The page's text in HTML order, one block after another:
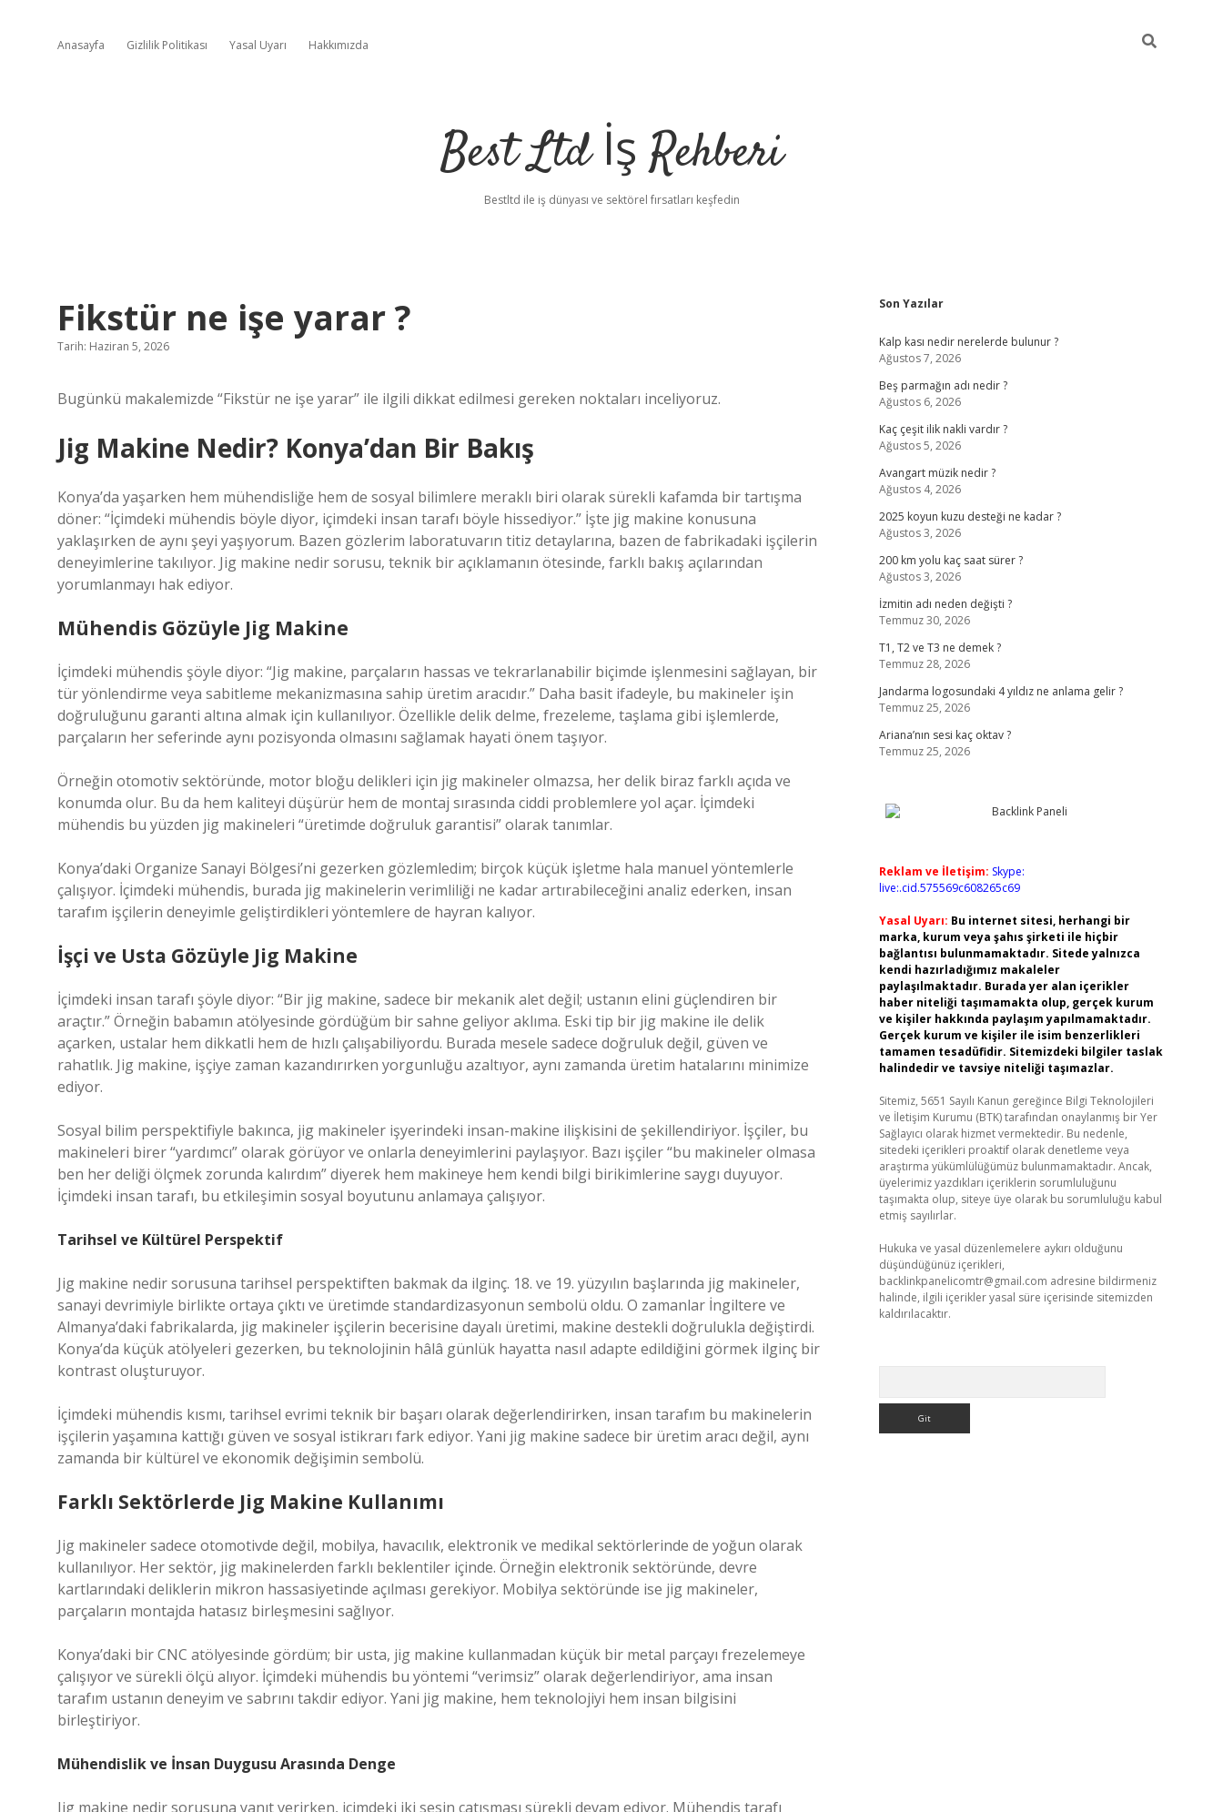
Anasayfa Gizlilik Politikası Yasal Uyarı Hakkımızda
Best Ltd İş Rehberi
Bestltd ile iş dünyası ve sektörel fırsatları keşfedin
Fikstür ne işe yarar ?
Tarih: Haziran 5, 2026
Bugünkü makalemizde “Fikstür ne işe yarar” ile ilgili dikkat edilmesi gereken noktaları inceliyoruz.
Jig Makine Nedir? Konya’dan Bir Bakış
Konya’da yaşarken hem mühendisliğe hem de sosyal bilimlere meraklı biri olarak sürekli kafamda bir tartışma
döner: “İçimdeki mühendis böyle diyor, içimdeki insan tarafı böyle hissediyor.” İşte jig makine konusuna
yaklaşırken de aynı şeyi yaşıyorum. Bazen gözlerim laboratuvarın titiz detaylarına, bazen de fabrikadaki işçilerin
deneyimlerine takılıyor. Jig makine nedir sorusu, teknik bir açıklamanın ötesinde, farklı bakış açılarından
yorumlanmayı hak ediyor.
Mühendis Gözüyle Jig Makine
İçimdeki mühendis şöyle diyor: “Jig makine, parçaların hassas ve tekrarlanabilir biçimde işlenmesini sağlayan, bir
tür yönlendirme veya sabitleme mekanizmasına sahip üretim aracıdır.” Daha basit ifadeyle, bu makineler işin
doğruluğunu garanti altına almak için kullanılıyor. Özellikle delik delme, frezeleme, taşlama gibi işlemlerde,
parçaların her seferinde aynı pozisyonda olmasını sağlamak hayati önem taşıyor.
Örneğin otomotiv sektöründe, motor bloğu delikleri için jig makineler olmazsa, her delik biraz farklı açıda ve
konumda olur. Bu da hem kaliteyi düşürür hem de montaj sırasında ciddi problemlere yol açar. İçimdeki
mühendis bu yüzden jig makineleri “üretimde doğruluk garantisi” olarak tanımlar.
Konya’daki Organize Sanayi Bölgesi’ni gezerken gözlemledim; birçok küçük işletme hala manuel yöntemlerle
çalışıyor. İçimdeki mühendis, burada jig makinelerin verimliliği ne kadar artırabileceğini analiz ederken, insan
tarafım işçilerin deneyimle geliştirdikleri yöntemlere de hayran kalıyor.
İşçi ve Usta Gözüyle Jig Makine
İçimdeki insan tarafı şöyle diyor: “Bir jig makine, sadece bir mekanik alet değil; ustanın elini güçlendiren bir
araçtır.” Örneğin babamın atölyesinde gördüğüm bir sahne geliyor aklıma. Eski tip bir jig makine ile delik
açarken, ustalar hem dikkatli hem de hızlı çalışabiliyordu. Burada mesele sadece doğruluk değil, güven ve
rahatlık. Jig makine, işçiye zaman kazandırırken yorgunluğu azaltıyor, aynı zamanda üretim hatalarını minimize
ediyor.
Sosyal bilim perspektifiyle bakınca, jig makineler işyerindeki insan-makine ilişkisini de şekillendiriyor. İşçiler, bu
makineleri birer “yardımcı” olarak görüyor ve onlarla deneyimlerini paylaşıyor. Bazı işçiler “bu makineler olmasa
ben her deliği ölçmek zorunda kalırdım” diyerek hem makineye hem kendi bilgi birikimlerine saygı duyuyor.
İçimdeki insan tarafı, bu etkileşimin sosyal boyutunu anlamaya çalışıyor.
Tarihsel ve Kültürel Perspektif
Jig makine nedir sorusuna tarihsel perspektiften bakmak da ilginç. 18. ve 19. yüzyılın başlarında jig makineler,
sanayi devrimiyle birlikte ortaya çıktı ve üretimde standardizasyonun sembolü oldu. O zamanlar İngiltere ve
Almanya’daki fabrikalarda, jig makineler işçilerin becerisine dayalı üretimi, makine destekli doğrulukla değiştirdi.
Konya’da küçük atölyeleri gezerken, bu teknolojinin hâlâ günlük hayatta nasıl adapte edildiğini görmek ilginç bir
kontrast oluşturuyor.
İçimdeki mühendis kısmı, tarihsel evrimi teknik bir başarı olarak değerlendirirken, insan tarafım bu makinelerin
işçilerin yaşamına kattığı güven ve sosyal istikrarı fark ediyor. Yani jig makine sadece bir üretim aracı değil, aynı
zamanda bir kültürel ve ekonomik değişimin sembolü.
Farklı Sektörlerde Jig Makine Kullanımı
Jig makineler sadece otomotivde değil, mobilya, havacılık, elektronik ve medikal sektörlerinde de yoğun olarak
kullanılıyor. Her sektör, jig makinelerden farklı beklentiler içinde. Örneğin elektronik sektöründe, devre
kartlarındaki deliklerin mikron hassasiyetinde açılması gerekiyor. Mobilya sektöründe ise jig makineler,
parçaların montajda hatasız birleşmesini sağlıyor.
Konya’daki bir CNC atölyesinde gördüm; bir usta, jig makine kullanmadan küçük bir metal parçayı frezelemeye
çalışıyor ve sürekli ölçü alıyor. İçimdeki mühendis bu yöntemi “verimsiz” olarak değerlendiriyor, ama insan
tarafım ustanın deneyim ve sabrını takdir ediyor. Yani jig makine, hem teknolojiyi hem insan bilgisini
birleştiriyor.
Mühendislik ve İnsan Duygusu Arasında Denge
Jig makine nedir sorusuna yanıt verirken, içimdeki iki sesin çatışması sürekli devam ediyor. Mühendis tarafı
Sidebar
Son Yazılar
Kalp kası nedir nerelerde bulunur ?
Ağustos 7, 2026
Beş parmağın adı nedir ?
Ağustos 6, 2026
Kaç çeşit ilik nakli vardır ?
Ağustos 5, 2026
Avangart müzik nedir ?
Ağustos 4, 2026
2025 koyun kuzu desteği ne kadar ?
Ağustos 3, 2026
200 km yolu kaç saat sürer ?
Ağustos 3, 2026
İzmitin adı neden değişti ?
Temmuz 30, 2026
T1, T2 ve T3 ne demek ?
Temmuz 28, 2026
Jandarma logosundaki 4 yıldız ne anlama gelir ?
Temmuz 25, 2026
Ariana’nın sesi kaç oktav ?
Temmuz 25, 2026
Reklam ve İletişim: Skype:
live:.cid.575569c608265c69
Yasal Uyarı: Bu internet sitesi, herhangi bir
marka, kurum veya şahıs şirketi ile hiçbir
bağlantısı bulunmamaktadır. Sitede yalnızca
kendi hazırladığımız makaleler
paylaşılmaktadır. Burada yer alan içerikler
haber niteliği taşımamakta olup, gerçek kurum
ve kişiler hakkında paylaşım yapılmamaktadır.
Gerçek kurum ve kişiler ile isim benzerlikleri
tamamen tesadüfidir. Sitemizdeki bilgiler taslak
halindedir ve tavsiye niteliği taşımazlar.
Sitemiz, 5651 Sayılı Kanun gereğince Bilgi Teknolojileri
ve İletişim Kurumu (BTK) tarafından onaylanmış bir Yer
Sağlayıcı olarak hizmet vermektedir. Bu nedenle,
sitedeki içerikleri proaktif olarak denetleme veya
araştırma yükümlülüğümüz bulunmamaktadır. Ancak,
üyelerimiz yazdıkları içeriklerin sorumluluğunu
taşımakta olup, siteye üye olarak bu sorumluluğu kabul
etmiş sayılırlar.
Hukuka ve yasal düzenlemelere aykırı olduğunu
düşündüğünüz içerikleri,
backlinkpanelicomtr@gmail.com adresine bildirmeniz
halinde, ilgili içerikler yasal süre içerisinde sitemizden
kaldırılacaktır.